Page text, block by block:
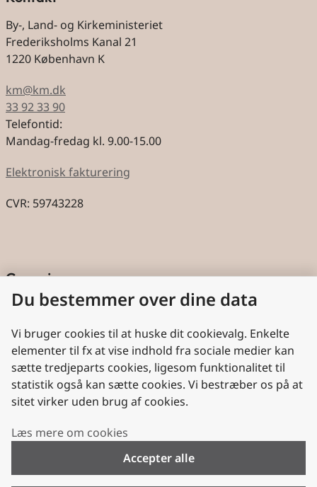
By-, Land- og Kirkeministeriet
Frederiksholms Kanal 21
1220 København K
km@km.dk
33 92 33 90
Telefontid:
Mandag-fredag kl. 9.00-15.00
Elektronisk fakturering
CVR: 59743228
Genveje
Cookies
Aktindsigt
Persondatabeskyttelse
Nyttige links
Plan- og Landdistriktsstyrelsen
Folkekirken.dk
Du bestemmer over dine data
Vi bruger cookies til at huske dit cookievalg. Enkelte
elementer til fx at vise indhold fra sociale medier kan
sætte tredjeparts cookies, ligesom funktionalitet til
statistik også kan sætte cookies. Vi bestræber os på at
sitet virker uden brug af cookies.
Læs mere om cookies
Accepter alle